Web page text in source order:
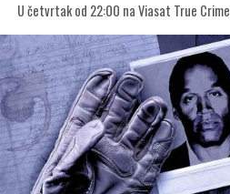
U četvrtak od 22:00 na Viasat True Crime